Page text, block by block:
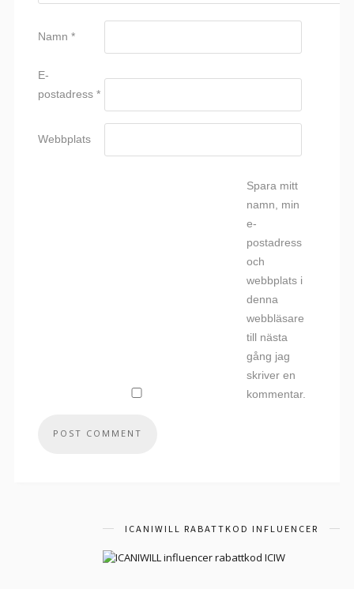
Namn *
E-
postadress *
Webbplats
Spara mitt
namn, min
e-
postadress
och
webbplats i
denna
webbläsare
till nästa
gång jag
skriver en
kommentar.
ICANIWILL RABATTKOD INFLUENCER